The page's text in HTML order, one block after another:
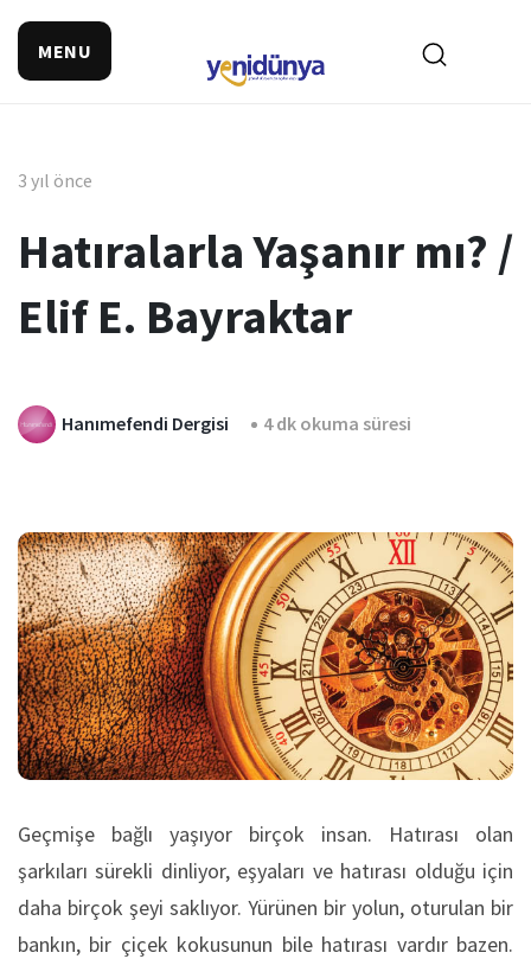
MENU
3 yıl önce
Hatıralarla Yaşanır mı? /
Elif E. Bayraktar
Hanımefendi Dergisi 4 dk okuma süresi
Geçmişe bağlı yaşıyor birçok insan. Hatırası olan
şarkıları sürekli dinliyor, eşyaları ve hatırası olduğu için
daha birçok şeyi saklıyor. Yürünen bir yolun, oturulan bir
bankın, bir çiçek kokusunun bile hatırası vardır bazen.